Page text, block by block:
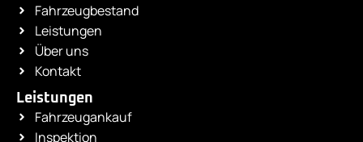
Fahrzeugbestand
Leistungen
Über uns
Kontakt
Leistungen
Fahrzeugankauf
Inspektion